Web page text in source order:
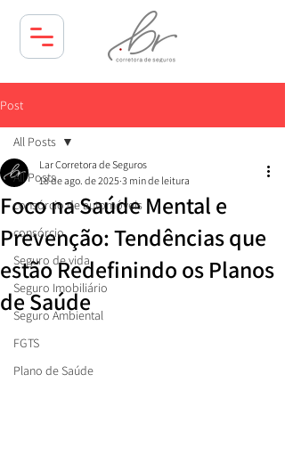
Post
All Posts
consórcio de automóveis
consórcio
Seguro de vida
Seguro Imobiliário
Seguro Ambiental
FGTS
Plano de Saúde
All Posts
Foco na Saúde Mental e
Prevenção: Tendências que
estão Redefinindo os Planos
de Saúde
Lar Corretora de Seguros
18 de ago. de 2025 3 min de leitura